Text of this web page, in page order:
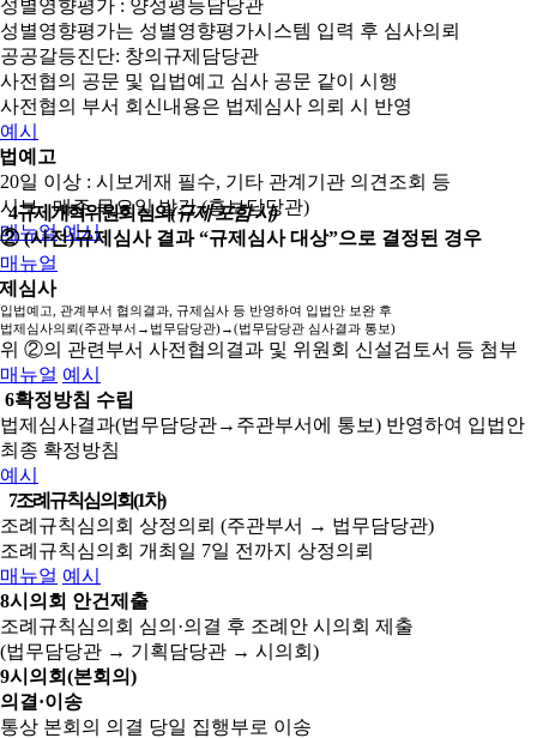
성별영향평가 : 양성평등담당관
성별영향평가는 성별영향평가시스템 입력 후 심사의뢰
공공갈등진단: 창의규제담당관
사전협의 공문 및 입법예고 심사 공문 같이 시행
사전협의 부서 회신내용은 법제심사 의뢰 시 반영
예시
예고
20일 이상 : 시보게재 필수, 기타 관계기관 의견조회 등
시보 : 매주 목요일 발간 (홍보담당관)
매뉴얼 예시
4규제개혁위원회 심의(규제 포함 시)
② (사전)규제심사 결과 “규제심사 대상”으로 결정된 경우
매뉴얼
심사
입법예고, 관계부서 협의결과, 규제심사 등 반영하여 입법안 보완 후
법제심사의뢰(주관부서→법무담당관)→(법무담당관 심사결과 통보)
위 ②의 관련부서 사전협의결과 및 위원회 신설검토서 등 첨부
매뉴얼 예시
6확정방침 수립
법제심사결과(법무담당관→주관부서에 통보) 반영하여 입법안
최종 확정방침
예시
7조례규칙심의회(1차)
조례규칙심의회 상정의뢰 (주관부서 → 법무담당관)
조례규칙심의회 개최일 7일 전까지 상정의뢰
매뉴얼 예시
8시의회 안건제출
조례규칙심의회 심의·의결 후 조례안 시의회 제출
(법무담당관 → 기획담당관 → 시의회)
9시의회(본회의)
의결·이송
통상 본회의 의결 당일 집행부로 이송